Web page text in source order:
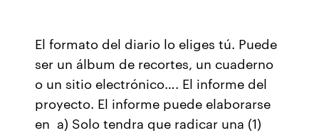
El formato del diario lo eliges tú. Puede
ser un álbum de recortes, un cuaderno
o un sitio electrónico…. El informe del
proyecto. El informe puede elaborarse
en a) Solo tendra que radicar una (1)